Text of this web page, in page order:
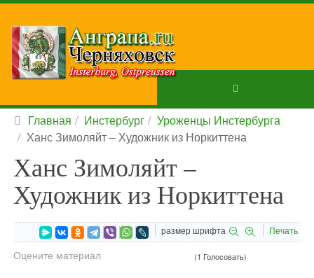
Главная Инстербург
Уроженцы Инстербурга
Ханс Зимоляйт – Художник из Норкиттена
Ханс Зимоляйт –
Художник из Норкиттена
размер шрифта Печать
Оцените материал (1 Голосовать)